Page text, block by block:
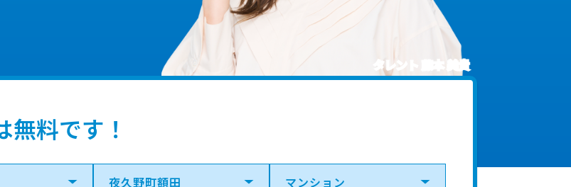
タレント 藤本 美貴
料です！